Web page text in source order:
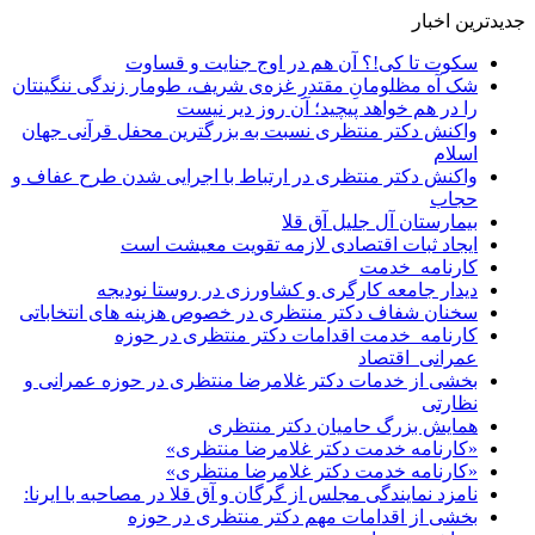
جدیدترین اخبار
سکوت تا کی!؟ آن هم در اوج جنایت و قساوت
شک آه مظلومانِ مقتدرِ غزه‌ی شریف، طومار زندگی ننگینتان
را در هم خواهد پیچید؛ آن روز دیر نیست
واکنش دکتر منتظری نسبت به بزرگترین محفل قرآنی جهان
اسلام
واکنش دکتر منتظری در ارتباط با اجرایی شدن طرح عفاف و
حجاب
بیمارستان آل جلیل آق قلا
ایجاد ثبات اقتصادی لازمه تقویت معیشت است
کارنامه_خدمت
دیدار جامعه کارگری و کشاورزی در روستا نودیجه
سخنان شفاف دکتر منتظری در خصوص هزینه های انتخاباتی
کارنامه_خدمت اقدامات دکتر منتظری در حوزه
عمرانی_اقتصاد
بخشی از خدمات دکتر غلامرضا منتظری در حوزه عمرانی و
نظارتی
همایش بزرگ حامیان دکتر منتظری
«کارنامه خدمت دکتر غلامرضا منتظری»
«کارنامه خدمت دکتر غلامرضا منتظری»
نامزد نمایندگی مجلس از گرگان و آق قلا در مصاحبه با ایرنا:
بخشی از اقدامات مهم دکتر منتظری در حوزه